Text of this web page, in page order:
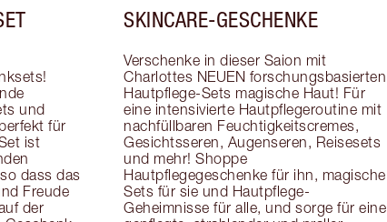
und
für
ist
dass das
Freude
der
SKINCARE-GESCHENKE
Verschenke in dieser Saion mit
Charlottes NEUEN forschungsbasierten
Hautpflege-Sets magische Haut! Für
eine intensivierte Hautpflegeroutine mit
nachfüllbaren Feuchtigkeitscremes,
Gesichtsseren, Augenseren, Reisesets
und mehr! Shoppe
Hautpflegegeschenke für ihn, magische
Sets für sie und Hautpflege-
Geheimnisse für alle, und sorge für eine